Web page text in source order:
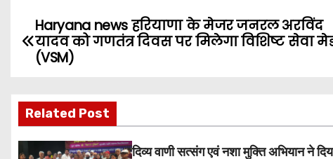
P
t
n
Haryana news हरियाणा के मेजर जनरल अरविंद
यादव को गणतंत्र दिवस पर मिलेगा विशिष्ट सेवा
(VSM)
Related Post
दिव्य वाणी सत्संग एवं नशा मुक्ति अभियान ने